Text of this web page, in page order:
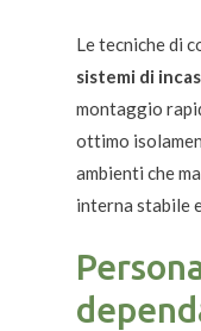
Le tecniche di
sistemi di
montaggio
ottimo
ambienti che
interna stabile